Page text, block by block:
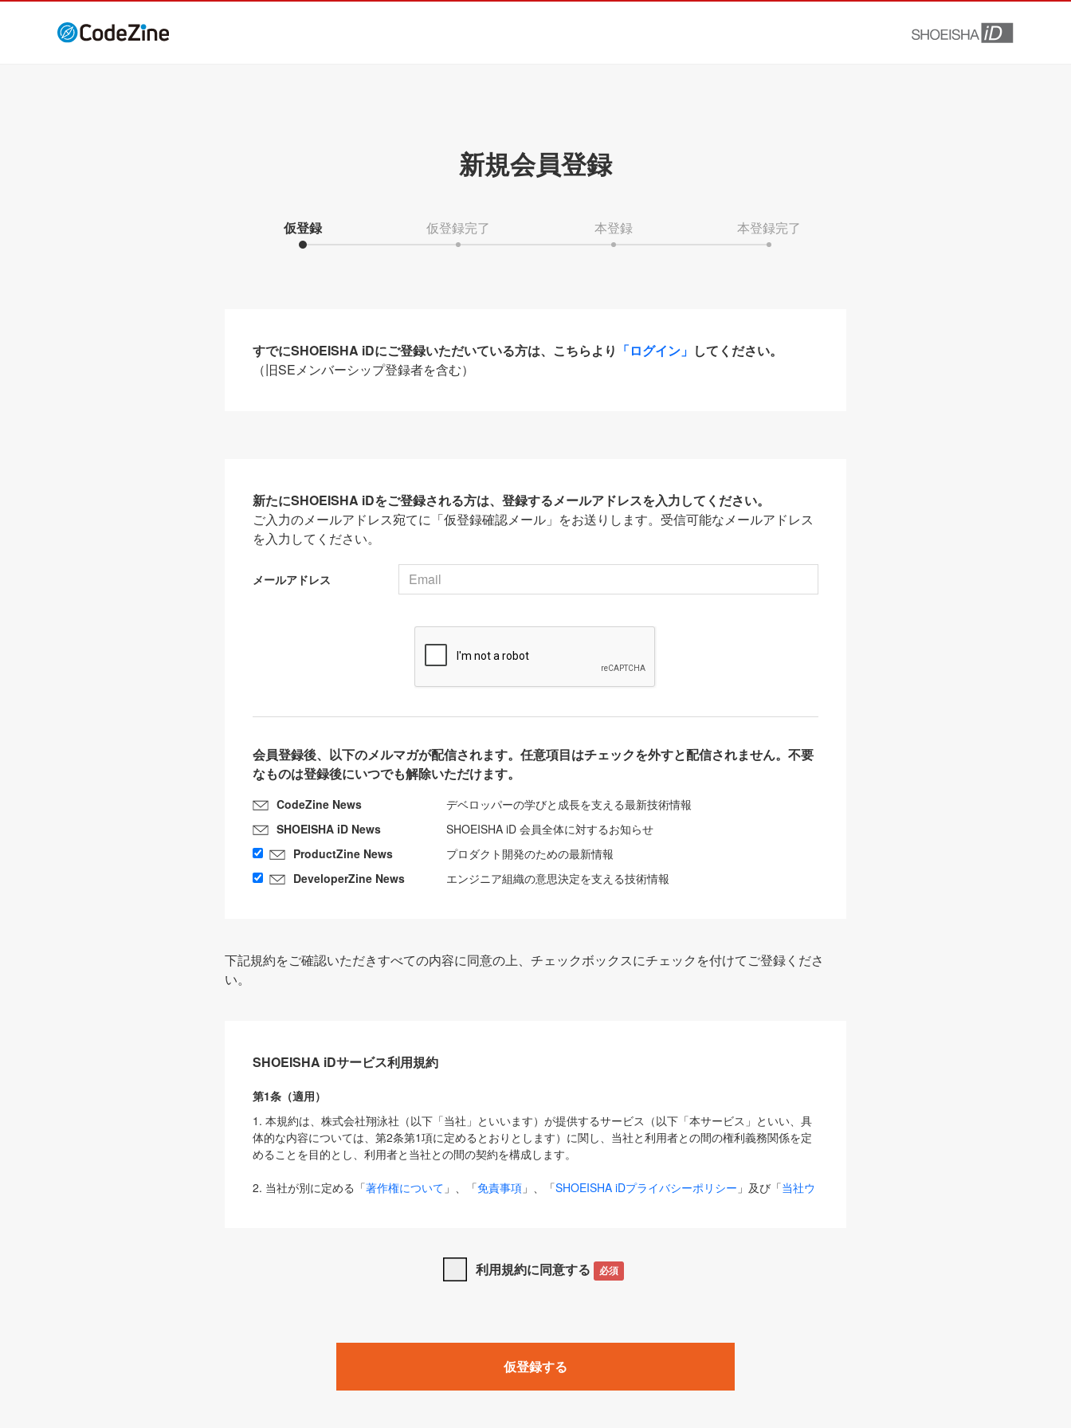
新規会員登録
仮登録 仮登録完了 本登録 本登録完了
すでにSHOEISHA iDにご登録いただいている方は、こちらより 「ログイン」 してください。
（旧SEメンバーシップ登録者を含む）
新たにSHOEISHA iDをご登録される方は、登録するメールアドレスを入力してください。
ご入力のメールアドレス宛てに「仮登録確認メール」をお送りします。受信可能なメールアドレス
を入力してください。
メールアドレス
会員登録後、以下のメルマガが配信されます。任意項目はチェックを外すと配信されません。不要
なものは登録後にいつでも解除いただけます。
CodeZine News
デベロッパーの学びと成長を支える最新技術情報
SHOEISHA iD News
SHOEISHA iD 会員全体に対するお知らせ
ProductZine News
プロダクト開発のための最新情報
DeveloperZine News
エンジニア組織の意思決定を支える技術情報
下記規約をご確認いただきすべての内容に同意の上、チェックボックスにチェックを付けてご登録くださ
い。
SHOEISHA iDサービス利用規約
第1条（適用）
1. 本規約は、株式会社翔泳社（以下「当社」といいます）が提供するサービス（以下「本サービス」といい、具
体的な内容については、第2条第1項に定めるとおりとします）に関し、当社と利用者との間の権利義務関係を定
めることを目的とし、利用者と当社との間の契約を構成します。
2. 当社が別に定める「著作権について 」、「免責事項 」、「SHOEISHA iDプライバシーポリシー 」及び「当社ウ
は、本規約の規定が優先して適用されるものとします。
1. 「本サービス」とは、当社が提供する以下のサービス（名称や内容が変更された場合、変更後のサービスを含
みます）及びこれらサービスに関連して当社が実施するイベントやキャンペーンをいいます。
「SEBook」「SEShop」「CodeZine」「MarkeZine」「EnterpriseZine」「ECzine」「Biz/Zine」「HRzine」
利用規約に同意する 必須
仮登録する